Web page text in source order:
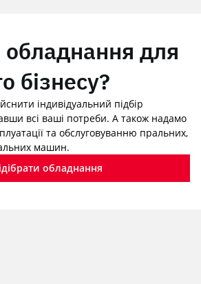
обладнання для
бізнесу?
індивідуальний підбір
всі ваші потреби. А також надамо
та обслуговуванню пральних,
машин.
обладнання